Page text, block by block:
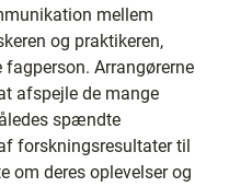
mellem
og praktikeren,
Arrangørerne
afspejle de mange
spændte
forskningsresultater til
om deres oplevelser og